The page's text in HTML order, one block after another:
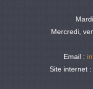
Mercredi,
Email :
Site internet